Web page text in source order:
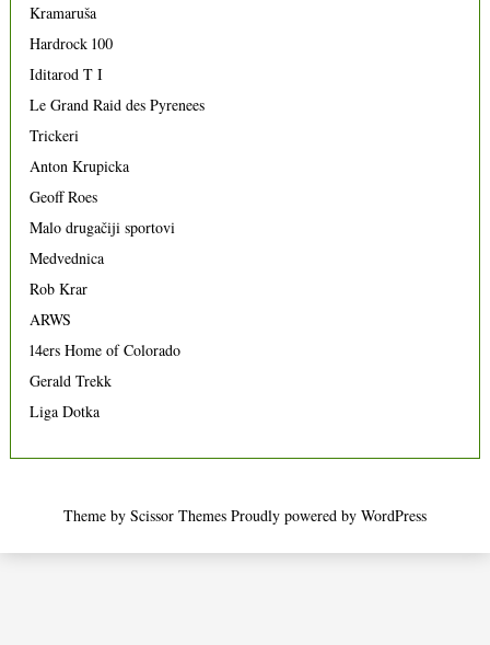
Kramaruša
Hardrock 100
Iditarod T I
Le Grand Raid des Pyrenees
Trickeri
Anton Krupicka
Geoff Roes
Malo drugačiji sportovi
Medvednica
Rob Krar
ARWS
14ers Home of Colorado
Gerald Trekk
Liga Dotka
Theme by Scissor Themes Proudly powered by WordPress